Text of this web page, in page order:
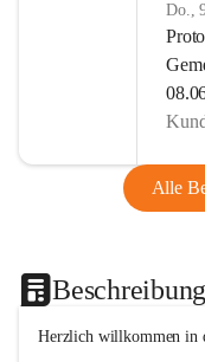
Do.,
Alle
Beschreibung
Herzlich willkommen in